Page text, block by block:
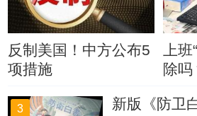
反制美国！中方公布5
项措施
上
除吗
3 新版《防卫